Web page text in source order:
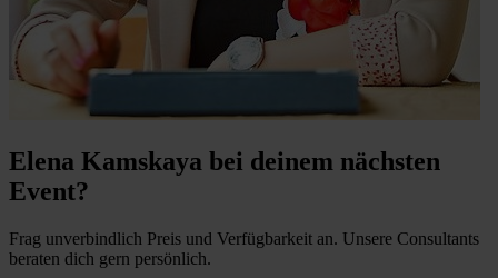
Elena Kamskaya bei deinem nächsten
Event?
Frag unverbindlich Preis und Verfügbarkeit an. Unsere Consultants
beraten dich gern persönlich.